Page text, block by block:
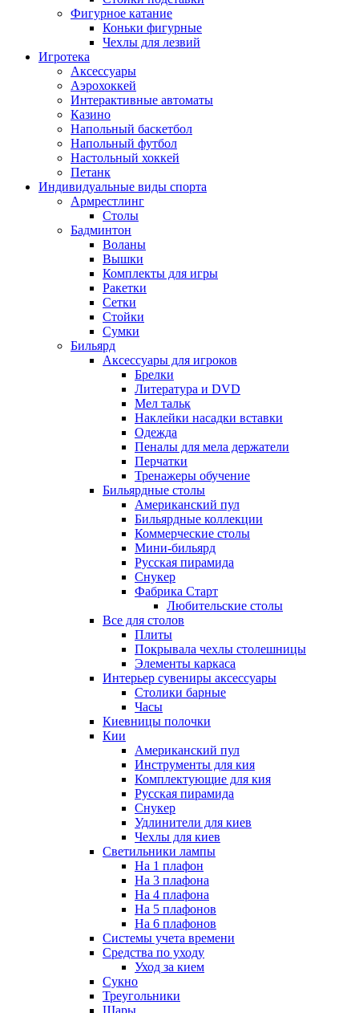
Фигурное катание
Коньки фигурные
Чехлы для лезвий
Игротека
Аксессуары
Аэрохоккей
Интерактивные автоматы
Казино
Напольный баскетбол
Напольный футбол
Настольный хоккей
Петанк
Индивидуальные виды спорта
Армрестлинг
Столы
Бадминтон
Воланы
Вышки
Комплекты для игры
Ракетки
Сетки
Стойки
Сумки
Бильярд
Аксессуары для игроков
Брелки
Литература и DVD
Мел тальк
Наклейки насадки вставки
Одежда
Пеналы для мела держатели
Перчатки
Тренажеры обучение
Бильярдные столы
Американский пул
Бильярдные коллекции
Коммерческие столы
Мини-бильярд
Русская пирамида
Снукер
Фабрика Старт
Любительские столы
Все для столов
Плиты
Покрывала чехлы столешницы
Элементы каркаса
Интерьер сувениры аксессуары
Столики барные
Часы
Киевницы полочки
Кии
Американский пул
Инструменты для кия
Комплектующие для кия
Русская пирамида
Снукер
Удлинители для киев
Чехлы для киев
Светильники лампы
На 1 плафон
На 3 плафона
На 4 плафона
На 5 плафонов
На 6 плафонов
Системы учета времени
Средства по уходу
Уход за кием
Сукно
Треугольники
Шары